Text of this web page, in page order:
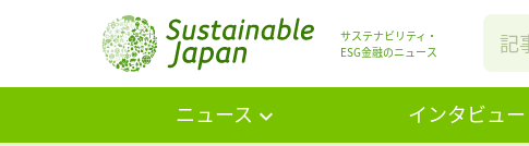
サステナビリティ・
ESG金融のニュース
ニュース インタビュー